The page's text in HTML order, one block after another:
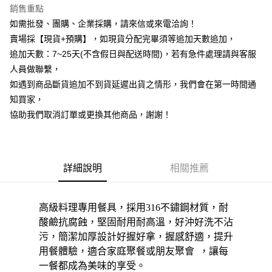
匯豐（台灣）商業銀行
聯邦商業銀行
遠東國際商業銀行
元大商業銀行
永豐商業銀行
台新國際商業銀行
中國信託商業銀行
台灣樂天信用卡公司
臺灣中小企業銀行
匯豐（台灣）商業銀行
華泰商業銀行
聯邦商業銀行
遠東國際商業銀行
元大商業銀行
永豐商業銀行
玉山商業銀行
台灣樂天信用卡公司
上海商業儲蓄銀行
國泰世華商業銀行
兆豐國際商業銀行
臺灣中小企業銀行
台中商業銀行
匯豐（台灣）商業銀行
華泰商業銀行
聯邦商業銀行
遠東國際商業銀行
元大商業銀行
玉山商業銀行
星展（台灣）商業銀行
台新國際商業銀行
LINE Pay
Apple Pay
街口支付
悠遊付
全盈+PAY
AFTEE先享後付
１．簡單：不需註冊會員、不需綁卡、不需儲值。
３．安心：先確認商品／服務後，再付款。
【「AFTEE先享後付」結帳流程】
１．於結帳方式選擇「AFTEE先享後付」後，將跳轉至「AFTEE先享後付」
結帳頁面，進行簡訊認證並確認金額後，即可完成結帳。
２．訂單成立數日內，您將收到繳費通知簡訊。
３．收到繳費通知簡訊後14天內，點擊此簡訊中的連結，可透過四大超商／
運送方式
全家取貨付款三天後到
每筆NT$60，滿NT$490(含以上)免運費
全家離島取貨付款
銷售重點
如需批發、團購、企業採購，請來信或來電洽詢！
賣場採【現貨+預購】，如現貨分配完畢須等追加天數追加，
追加天數：7~25天(不含假日與配送時間)，若有急件處理請與客服
人員做聯繫，
如遇到商品斷貨追加不到貨延遲出貨之情形，我們會在第一時間通
知買家，
協助我們取消訂單或更換其他商品，謝謝！
詳細說明 相關推薦
高級料理專用餐具，採用316不鏽鋼材質，耐
酸鹼抗腐蝕，堅固耐用耐高溫，好沖好洗不沾
污，簡潔加厚設計好握好拿，握感舒適，提升
用餐體驗，適合家庭聚餐或朋友聚會  ，讓每
一餐都成為美味的享受。